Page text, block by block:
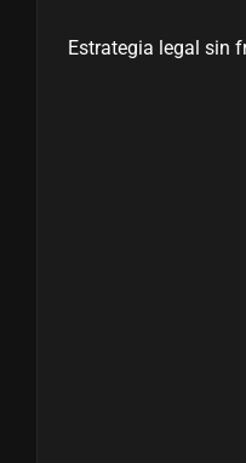
Estrategia legal sin